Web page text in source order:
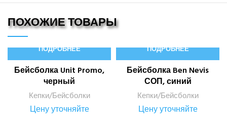
ПОХОЖИЕ ТОВАРЫ
ПОДРОБНЕЕ
Бейсболка Unit Promo,
черный
Кепки/Бейсболки
Цену уточняйте
ПОДРОБНЕЕ
Бейсболка Ben Nevis
СОП, синий
Кепки/Бейсболки
Цену уточняйте